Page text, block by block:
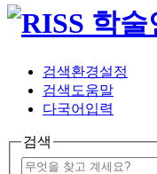
검색환경설정
검색도움말
다국어입력
검색